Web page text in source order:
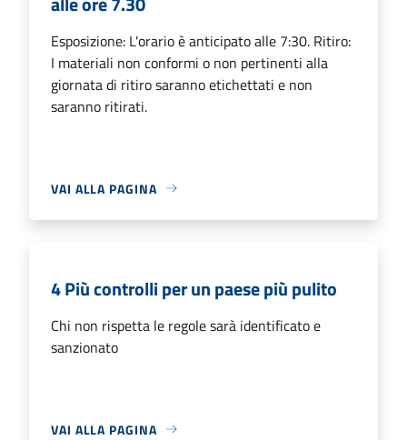
Esposizione: L'orario è anticipato alle 7:30. Ritiro:
I materiali non conformi o non pertinenti alla
giornata di ritiro saranno etichettati e non
saranno ritirati.
VAI ALLA PAGINA
4 Più controlli per un paese più pulito
Chi non rispetta le regole sarà identificato e
sanzionato
VAI ALLA PAGINA